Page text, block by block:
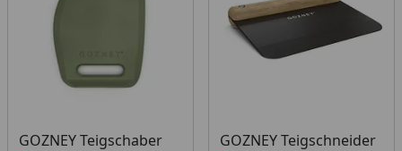
GOZNEY Teigschaber
Produkt am Lager GOZNEY Teigschneider
Produkt am Lager